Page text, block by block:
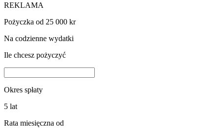
REKLAMA
Pożyczka od 25 000 kr
Na codzienne wydatki
Ile chcesz pożyczyć
Okres spłaty
5 lat
Rata miesięczna od